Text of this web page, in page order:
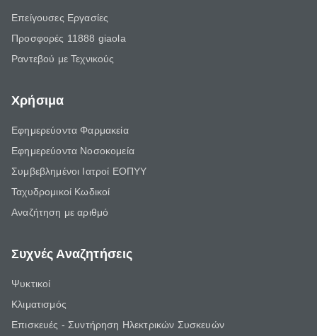
Επείγουσες Εργασίες
Προσφορές 11888 giaola
Ραντεβού με Τεχνικούς
Χρήσιμα
Εφημερεύοντα Φαρμακεία
Εφημερεύοντα Νοσοκομεία
Συμβεβλημένοι Ιατροί ΕΟΠΥΥ
Ταχυδρομικοί Κωδικοί
Αναζήτηση με αριθμό
Συχνές Αναζητήσεις
Ψυκτικοί
Κλιματισμός
Επισκευές - Συντήρηση Ηλεκτρικών Συσκευών